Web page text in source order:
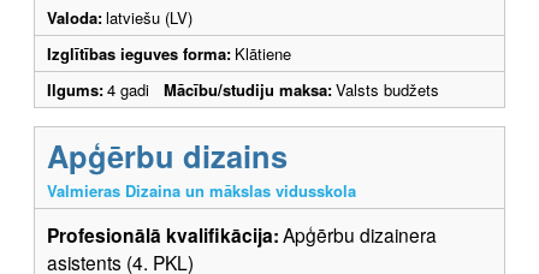
Valoda:latviešu (LV)
Izglītības ieguves forma: Klātiene
Ilgums:4 gadi Mācību/studiju maksa:Valsts budžets
Apģērbu dizains
Valmieras Dizaina un mākslas vidusskola
Profesionālā kvalifikācija:Apģērbu dizainera
asistents (4. PKL)